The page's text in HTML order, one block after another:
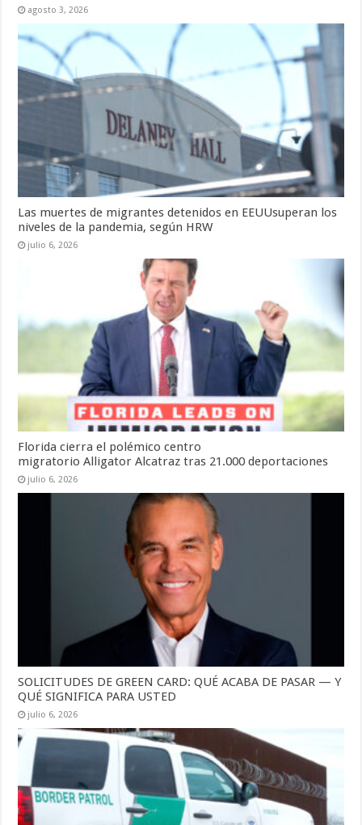
agosto 3, 2026
Las muertes de migrantes detenidos en EEUUsuperan los
niveles de la pandemia, según HRW
julio 6, 2026
Florida cierra el polémico centro
migratorio Alligator Alcatraz tras 21.000 deportaciones
julio 6, 2026
SOLICITUDES DE GREEN CARD: QUÉ ACABA DE PASAR — Y
QUÉ SIGNIFICA PARA USTED
julio 6, 2026